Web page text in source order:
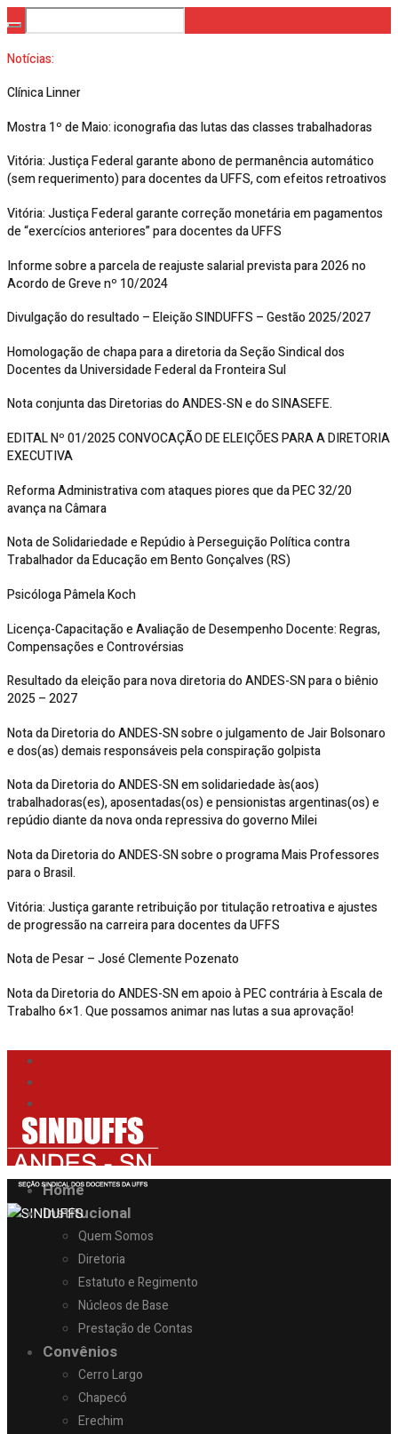
Notícias:
Clínica Linner
Mostra 1º de Maio: iconografia das lutas das classes trabalhadoras
Vitória: Justiça Federal garante abono de permanência automático
(sem requerimento) para docentes da UFFS, com efeitos retroativos
Vitória: Justiça Federal garante correção monetária em pagamentos
de “exercícios anteriores” para docentes da UFFS
Informe sobre a parcela de reajuste salarial prevista para 2026 no
Acordo de Greve nº 10/2024
Divulgação do resultado – Eleição SINDUFFS – Gestão 2025/2027
Homologação de chapa para a diretoria da Seção Sindical dos
Docentes da Universidade Federal da Fronteira Sul
Nota conjunta das Diretorias do ANDES-SN e do SINASEFE.
EDITAL Nº 01/2025 CONVOCAÇÃO DE ELEIÇÕES PARA A DIRETORIA
EXECUTIVA
Reforma Administrativa com ataques piores que da PEC 32/20
avança na Câmara
Nota de Solidariedade e Repúdio à Perseguição Política contra
Trabalhador da Educação em Bento Gonçalves (RS)
Psicóloga Pâmela Koch
Licença-Capacitação e Avaliação de Desempenho Docente: Regras,
Compensações e Controvérsias
Resultado da eleição para nova diretoria do ANDES-SN para o biênio
2025 – 2027
Nota da Diretoria do ANDES-SN sobre o julgamento de Jair Bolsonaro
e dos(as) demais responsáveis pela conspiração golpista
Nota da Diretoria do ANDES-SN em solidariedade às(aos)
trabalhadoras(es), aposentadas(os) e pensionistas argentinas(os) e
repúdio diante da nova onda repressiva do governo Milei
Nota da Diretoria do ANDES-SN sobre o programa Mais Professores
para o Brasil.
Vitória: Justiça garante retribuição por titulação retroativa e ajustes
de progressão na carreira para docentes da UFFS
Nota de Pesar – José Clemente Pozenato
Nota da Diretoria do ANDES-SN em apoio à PEC contrária à Escala de
Trabalho 6×1. Que possamos animar nas lutas a sua aprovação!
Home
Institucional
Quem Somos
Diretoria
Estatuto e Regimento
Núcleos de Base
Prestação de Contas
Convênios
Cerro Largo
Chapecó
Erechim